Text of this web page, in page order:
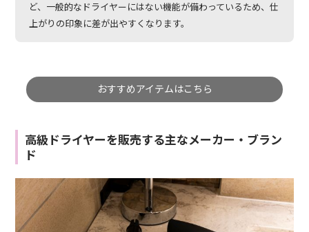
ど、一般的なドライヤーにはない機能が備わっているため、仕
上がりの印象に差が出やすくなります。
おすすめアイテムはこちら
高級ドライヤーを販売する主なメーカー・ブラン
ド